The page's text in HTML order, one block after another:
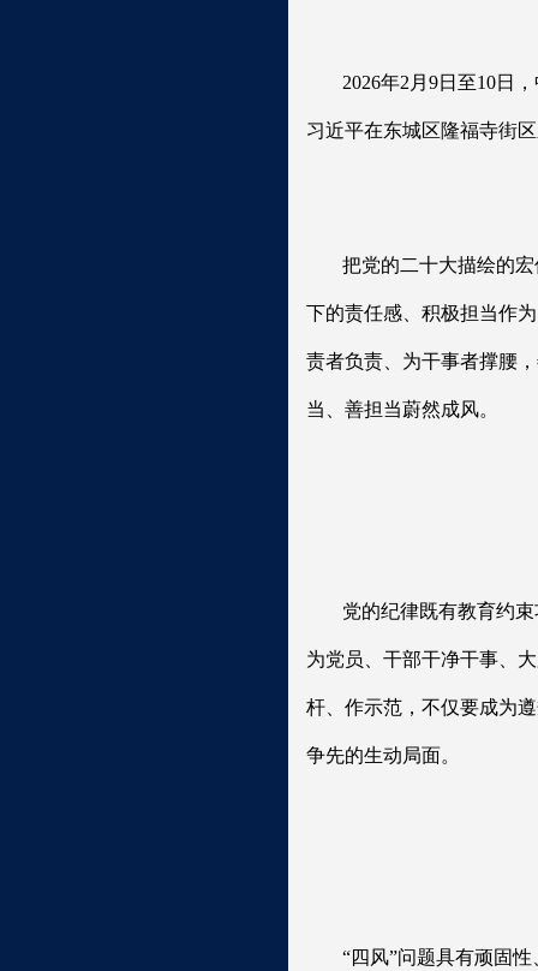
2026年2月9日至10日
习近平在东城区隆福寺街
把党的二十大描绘的
下的责任感、积极担当作
责者负责、为干事者撑腰
当、善担当蔚然成风。
党的纪律既有教育约
为党员、干部干净干事、
杆、作示范，不仅要成为
争先的生动局面。
“四风”问题具有顽固